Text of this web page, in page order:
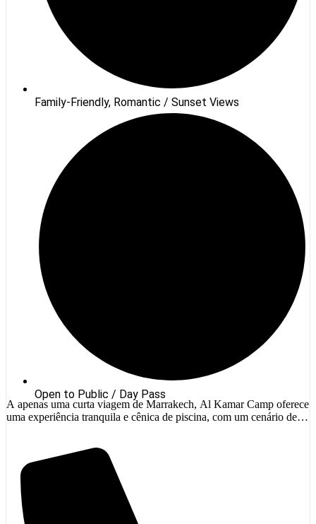
Family-Friendly, Romantic / Sunset Views
Open to Public / Day Pass
A apenas uma curta viagem de Marrakech, Al Kamar Camp oferece
uma experiência tranquila e cênica de piscina, com um cenário de
uma escolha perfeita para os viajantes que buscam um passeio
tranquilo para fugir da agitação […]